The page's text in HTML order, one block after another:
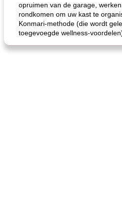
gemakkelijke rijst en hamburger een gerecht diner
opruimen van de garage,
rondkomen om uw kast te
Konmari-methode (die wordt
toegevoegde wellness-